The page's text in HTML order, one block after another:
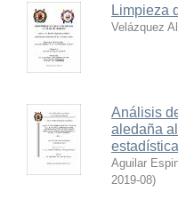
Limpieza
Velázquez
Análisis
aledaña
Aguilar
2019-08)